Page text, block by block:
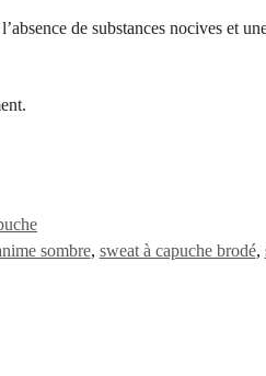
de substances nocives et
sombre, sweat à capuche brodé,